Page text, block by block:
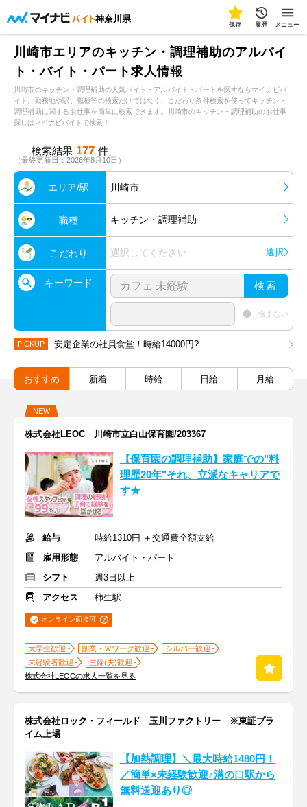
神奈川県
保存 履歴 メニュー
川崎市エリアのキッチン・調理補助のアルバイ
ト・バイト・パート求人情報
川崎市のキッチン・調理補助の人気バイト・アルバイト・パートを探すならマイナビバ
イト。勤務地や駅、職種等の検索だけではなく、こだわり条件検索を使ってキッチン・
調理補助に関するお仕事を簡単に検索できます。川崎市のキッチン・調理補助のお仕事
探しはマイナビバイトで検索！
検索結果 177 件
（最終更新日：2026年8月10日）
エリア/駅 川崎市
職種 キッチン・調理補助
こだわり 選択してください 選択
キーワード 検索
含まない
PICKUP 安定企業の社員食堂！時給14000円?
おすすめ 新着 時給 日給 月給
NEW
株式会社LEOC 川崎市立白山保育園/203367
【保育園の調理補助】家庭での"料
理歴20年"それ、立派なキャリアで
す★
給与
時給1310円 ＋交通費全額支給
雇用形態
アルバイト・パート
シフト
週3日以上
アクセス
柿生駅
オンライン面接可
大学生歓迎 副業・Ｗワーク歓迎
シルバー歓迎
未経験者歓迎
主婦(夫)歓迎
株式会社LEOCの求人一覧を見る
株式会社ロック・フィールド 玉川ファクトリー ※東証プラ
イム上場
【加熱調理】＼最大時給1480円！
／簡単×未経験歓迎♪溝の口駅から
無料送迎あり◎